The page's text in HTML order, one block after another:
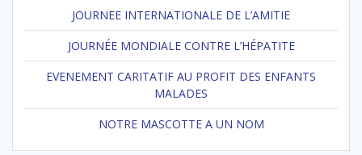
JOURNEE INTERNATIONALE DE L’AMITIE
JOURNÉE MONDIALE CONTRE L’HÉPATITE
EVENEMENT CARITATIF AU PROFIT DES ENFANTS
MALADES
NOTRE MASCOTTE A UN NOM